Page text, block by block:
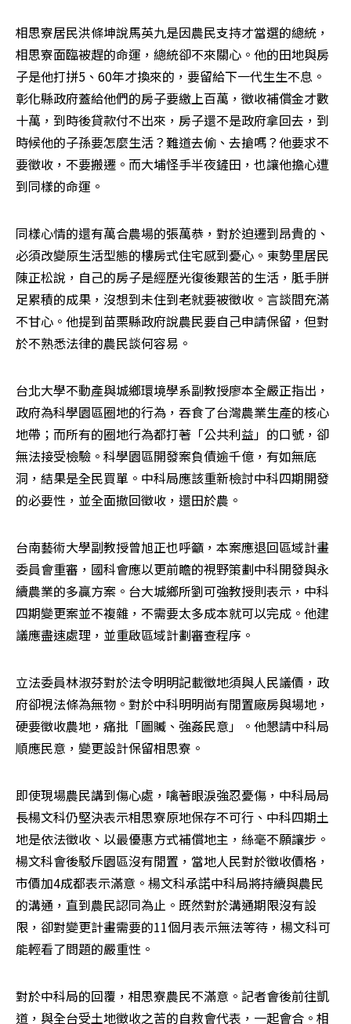
相思寮居民洪條坤說馬英九是因農民支持才當選的總統，
相思寮面臨被趕的命運，總統卻不來關心。他的田地與房
子是他打拼5、60年才換來的，要留給下一代生生不息。
彰化縣政府蓋給他們的房子要繳上百萬，徵收補償金才數
十萬，到時後貸款付不出來，房子還不是政府拿回去，到
時候他的子孫要怎麼生活？難道去偷、去搶嗎？他要求不
要徵收，不要搬遷。而大埔怪手半夜鏟田，也讓他擔心遭
到同樣的命運。
同樣心情的還有萬合農場的張萬恭，對於迫遷到昂貴的、
必須改變原生活型態的樓房式住宅感到憂心。東勢里居民
陳正松說，自己的房子是經歷光復後艱苦的生活，胝手胼
足累積的成果，沒想到未住到老就要被徵收。言談間充滿
不甘心。他提到苗栗縣政府說農民要自己申請保留，但對
於不熟悉法律的農民談何容易。
台北大學不動產與城鄉環境學系副教授廖本全嚴正指出，
政府為科學園區圈地的行為，吞食了台灣農業生產的核心
地帶；而所有的圈地行為都打著「公共利益」的口號，卻
無法接受檢驗。科學園區開發案負債逾千億，有如無底
洞，結果是全民買單。中科局應該重新檢討中科四期開發
的必要性，並全面撤回徵收，還田於農。
台南藝術大學副教授曾旭正也呼籲，本案應退回區域計畫
委員會重審，國科會應以更前瞻的視野策劃中科開發與永
續農業的多贏方案。台大城鄉所劉可強教授則表示，中科
四期變更案並不複雜，不需要太多成本就可以完成。他建
議應盡速處理，並重啟區域計劃審查程序。
立法委員林淑芬對於法令明明記載徵地須與人民議價，政
府卻視法條為無物。對於中科明明尚有閒置廠房與場地，
硬要徵收農地，痛批「圖贓、強姦民意」。他懇請中科局
順應民意，變更設計保留相思寮。
即使現場農民講到傷心處，噙著眼淚強忍憂傷，中科局局
長楊文科仍堅決表示相思寮原地保存不可行、中科四期土
地是依法徵收、以最優惠方式補償地主，絲毫不願讓步。
楊文科會後駁斥園區沒有閒置，當地人民對於徵收價格，
市價加4成都表示滿意。楊文科承諾中科局將持續與農民
的溝通，直到農民認同為止。既然對於溝通期限沒有設
限，卻對變更計畫需要的11個月表示無法等待，楊文科可
能輕看了問題的嚴重性。
對於中科局的回覆，相思寮農民不滿意。記者會後前往凱
道，與全台受土地徵收之苦的自救會代表，一起會合。相